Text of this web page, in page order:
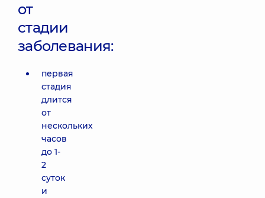
от
стадии
заболевания:
первая
стадия
длится
от
нескольких
часов
до 1-
2
суток
и